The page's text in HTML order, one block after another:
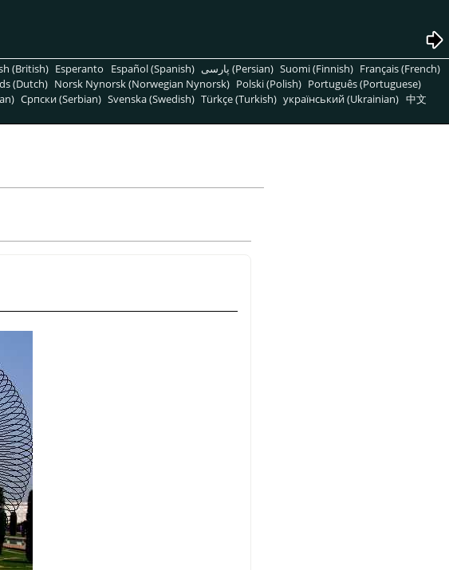
(British) Esperanto Español (Spanish) پارسی (Persian) Suomi (Finnish) Français (French)
(Dutch) Norsk Nynorsk (Norwegian Nynorsk) Polski (Polish) Português (Portuguese)
Српски (Serbian) Svenska (Swedish) Türkçe (Turkish) український (Ukrainian) 中文